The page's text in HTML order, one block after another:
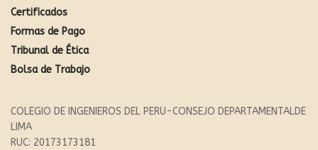
Certificados
Formas de Pago
Tribunal de Ética
Bolsa de Trabajo
COLEGIO DE INGENIEROS DEL PERU-CONSEJO DEPARTAMENTALDE
LIMA
RUC: 20173173181